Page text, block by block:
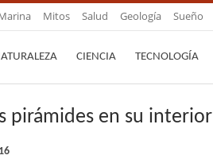
Mitos Salud Geología Sueño
CIENCIA TECNOLOGÍA
pirámides en su interior